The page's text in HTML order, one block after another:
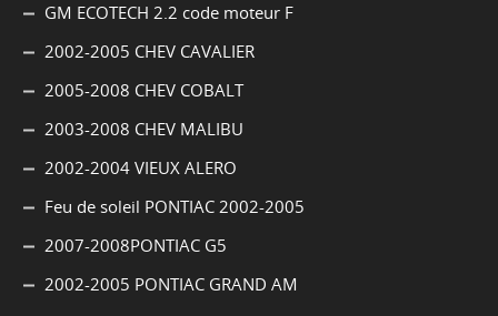
GM ECOTECH 2.2 code moteur F
2002-2005 CHEV CAVALIER
2005-2008 CHEV COBALT
2003-2008 CHEV MALIBU
2002-2004 VIEUX ALERO
Feu de soleil PONTIAC 2002-2005
2007-2008PONTIAC G5
2002-2005 PONTIAC GRAND AM